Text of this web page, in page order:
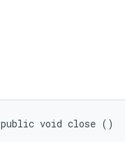
public void close ()